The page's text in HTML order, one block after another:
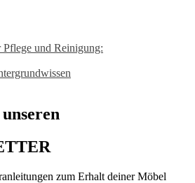
und Reinigung:
zum Erhalt deiner Möbel